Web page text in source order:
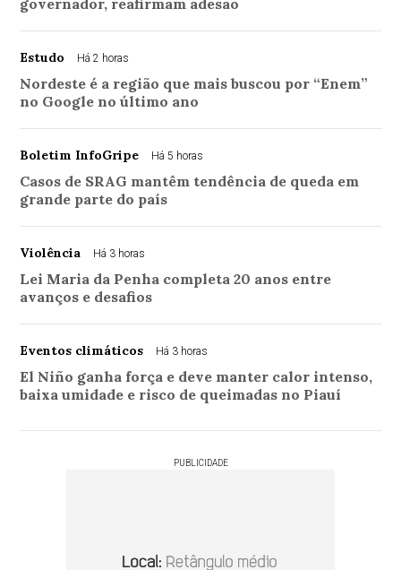
governador, reafirmam adesão
Estudo Há 2 horas
Nordeste é a região que mais buscou por “Enem”
no Google no último ano
Boletim InfoGripe Há 5 horas
Casos de SRAG mantêm tendência de queda em
grande parte do país
Violência Há 3 horas
Lei Maria da Penha completa 20 anos entre
avanços e desafios
Eventos climáticos Há 3 horas
El Niño ganha força e deve manter calor intenso,
baixa umidade e risco de queimadas no Piauí
PUBLICIDADE